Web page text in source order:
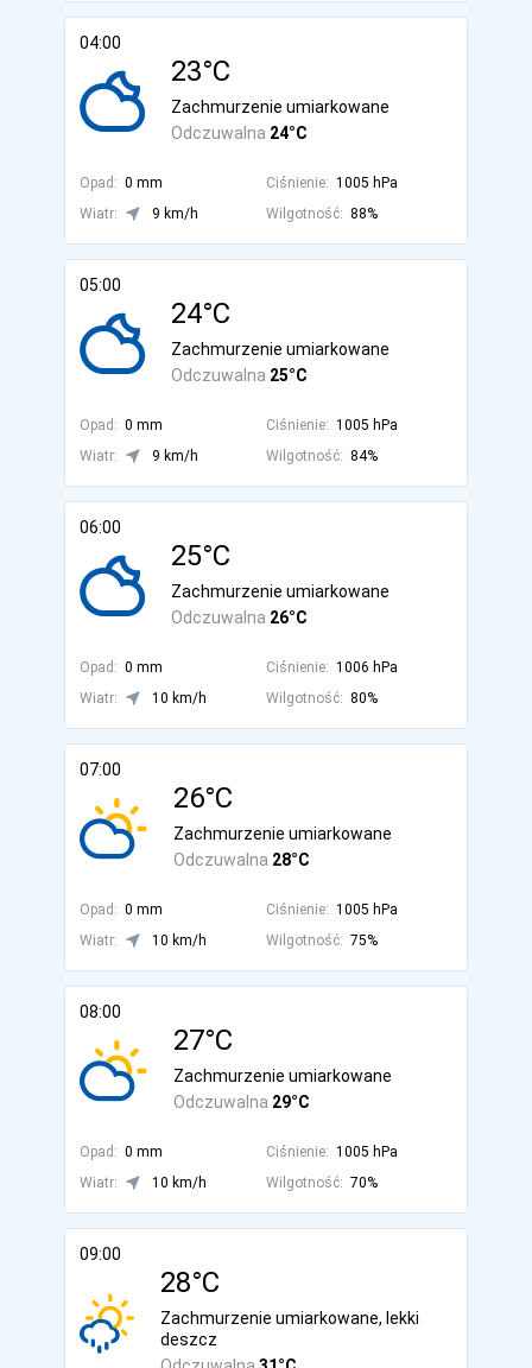
04:00
23°C
Odczuwalna 24°C
Zachmurzenie umiarkowane
Opad: 0 mm Ciśnienie: 1005 hPa
Wiatr:
9 km/h Wilgotność: 88%
05:00
24°C
Odczuwalna 25°C
Zachmurzenie umiarkowane
Opad: 0 mm Ciśnienie: 1005 hPa
Wiatr:
9 km/h Wilgotność: 84%
06:00
25°C
Odczuwalna 26°C
Zachmurzenie umiarkowane
Opad: 0 mm Ciśnienie: 1006 hPa
Wiatr:
10 km/h Wilgotność: 80%
07:00
26°C
Odczuwalna 28°C
Zachmurzenie umiarkowane
Opad: 0 mm Ciśnienie: 1005 hPa
Wiatr:
10 km/h Wilgotność: 75%
08:00
27°C
Odczuwalna 29°C
Zachmurzenie umiarkowane
Opad: 0 mm Ciśnienie: 1005 hPa
Wiatr:
10 km/h Wilgotność: 70%
09:00
28°C
Zachmurzenie umiarkowane, lekki
deszcz